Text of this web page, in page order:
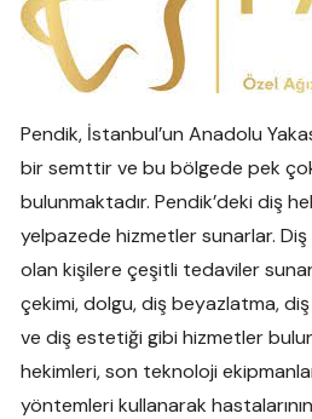
Pendik, İstanbul’un Anadolu
bir semttir ve bu bölgede pek
bulunmaktadır. Pendik’deki diş
yelpazede hizmetler sunarlar. Diş
olan kişilere çeşitli tedaviler
çekimi, dolgu, diş beyazlatma,
ve diş estetiği gibi hizmetler
hekimleri, son teknoloji
yöntemleri kullanarak hastalarının